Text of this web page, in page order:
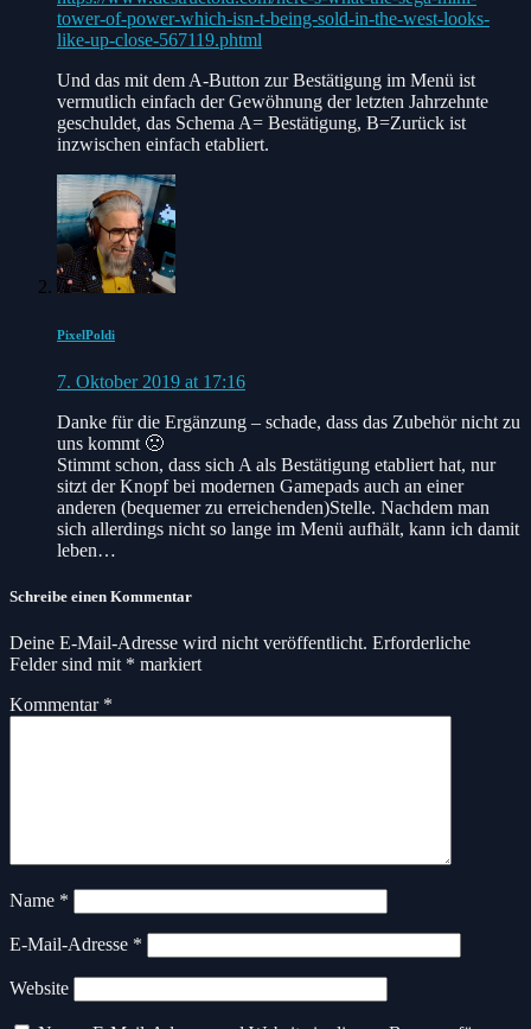
tower-of-power-which-isn-t-being-sold-in-the-west-looks-
like-up-close-567119.phtml
Und das mit dem A-Button zur Bestätigung im Menü ist
vermutlich einfach der Gewöhnung der letzten Jahrzehnte
geschuldet, das Schema A= Bestätigung, B=Zurück ist
inzwischen einfach etabliert.
PixelPoldi
7. Oktober 2019 at 17:16
Danke für die Ergänzung – schade, dass das Zubehör nicht zu
uns kommt 🙁
Stimmt schon, dass sich A als Bestätigung etabliert hat, nur
sitzt der Knopf bei modernen Gamepads auch an einer
anderen (bequemer zu erreichenden)Stelle. Nachdem man
sich allerdings nicht so lange im Menü aufhält, kann ich damit
leben…
Schreibe einen Kommentar
Deine E-Mail-Adresse wird nicht veröffentlicht. Erforderliche
Felder sind mit * markiert
Kommentar *
Name *
E-Mail-Adresse *
Website